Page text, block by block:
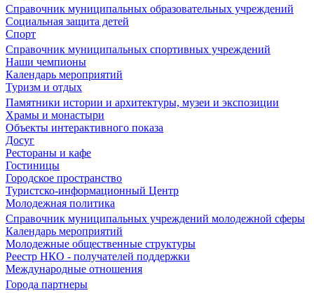
Справочник муниципальных образовательных учреждений
Социальная защита детей
Спорт
Справочник муниципальных спортивных учреждений
Наши чемпионы
Календарь мероприятий
Туризм и отдых
Памятники истории и архитектуры, музеи и экспозиции
Храмы и монастыри
Объекты интерактивного показа
Досуг
Рестораны и кафе
Гостиницы
Городское пространство
Туристско-информационный Центр
Молодежная политика
Справочник муниципальных учреждений молодежной сферы
Календарь мероприятий
Молодежные общественные структуры
Реестр НКО - получателей поддержки
Международные отношения
Города партнеры